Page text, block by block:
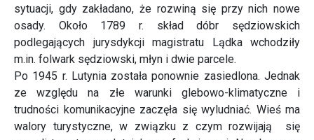
sytuacji, gdy zakładano, że rozwiną się przy nich nowe
osady. Około 1789 r. skład dóbr sędziowskich
podlegających jurysdykcji magistratu Lądka wchodziły
m.in. folwark sędziowski, młyn i dwie parcele.
Po 1945 r. Lutynia została ponownie zasiedlona. Jednak
ze względu na złe warunki glebowo-klimatyczne i
trudności komunikacyjne zaczęła się wyludniać. Wieś ma
walory turystyczne, w związku z czym rozwijają się